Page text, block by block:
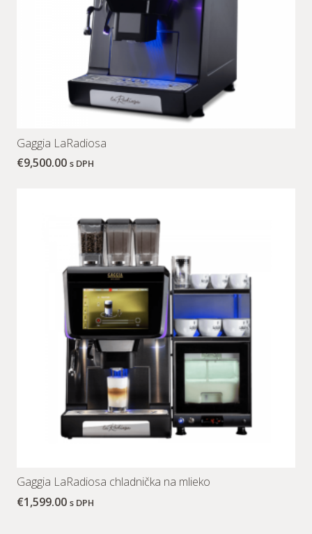
Gaggia LaRadiosa
€9,500.00 s DPH
Gaggia LaRadiosa chladnička na mlieko
€1,599.00 s DPH